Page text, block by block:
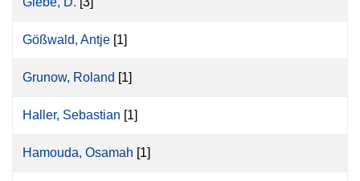
Gößwald, Antje [1]
Grunow, Roland [1]
Haller, Sebastian [1]
Hamouda, Osamah [1]